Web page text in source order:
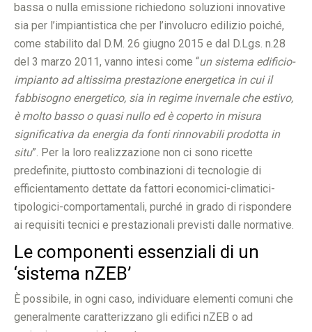
bassa o nulla emissione richiedono soluzioni innovative
sia per l’impiantistica che per l’involucro edilizio poiché,
come stabilito dal D.M. 26 giugno 2015 e dal D.Lgs. n.28
del 3 marzo 2011, vanno intesi come “un sistema edificio-
impianto ad altissima prestazione energetica in cui il
fabbisogno energetico, sia in regime invernale che estivo,
è molto basso o quasi nullo ed è coperto in misura
significativa da energia da fonti rinnovabili prodotta in
situ”. Per la loro realizzazione non ci sono ricette
predefinite, piuttosto combinazioni di tecnologie di
efficientamento dettate da fattori economici-climatici-
tipologici-comportamentali, purché in grado di rispondere
ai requisiti tecnici e prestazionali previsti dalle normative.
Le componenti essenziali di un
‘sistema nZEB’
È possibile, in ogni caso, individuare elementi comuni che
generalmente caratterizzano gli edifici nZEB o ad